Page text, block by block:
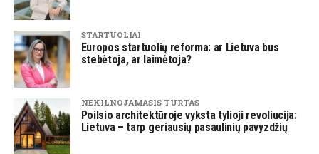
STARTUOLIAI
Europos startuolių reforma: ar Lietuva bus
stebėtoja, ar laimėtoja?
NEKILNOJAMASIS TURTAS
Poilsio architektūroje vyksta tylioji revoliucija:
Lietuva – tarp geriausių pasaulinių pavyzdžių